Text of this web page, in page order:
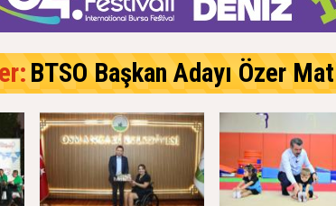
BTSO Başkan Adayı Özer Matlı’dan